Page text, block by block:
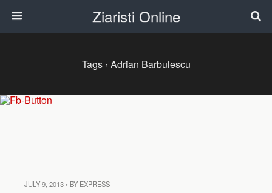
Ziaristi Online
Tags › Adrian Barbulescu
JULY 9, 2013 • BY EXPRESS